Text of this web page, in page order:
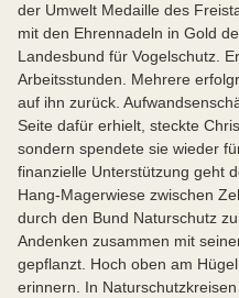
der Umwelt Medaille des
mit den Ehrennadeln in Gold
Landesbund für Vogelschutz.
Arbeitsstunden. Mehrere
auf ihn zurück.
Seite dafür erhielt, steckte
sondern spendete sie wieder
finanzielle Unterstützung geht
Hang-Magerwiese zwischen
durch den Bund Naturschutz
Andenken zusammen mit
gepflanzt. Hoch oben am
erinnern. In